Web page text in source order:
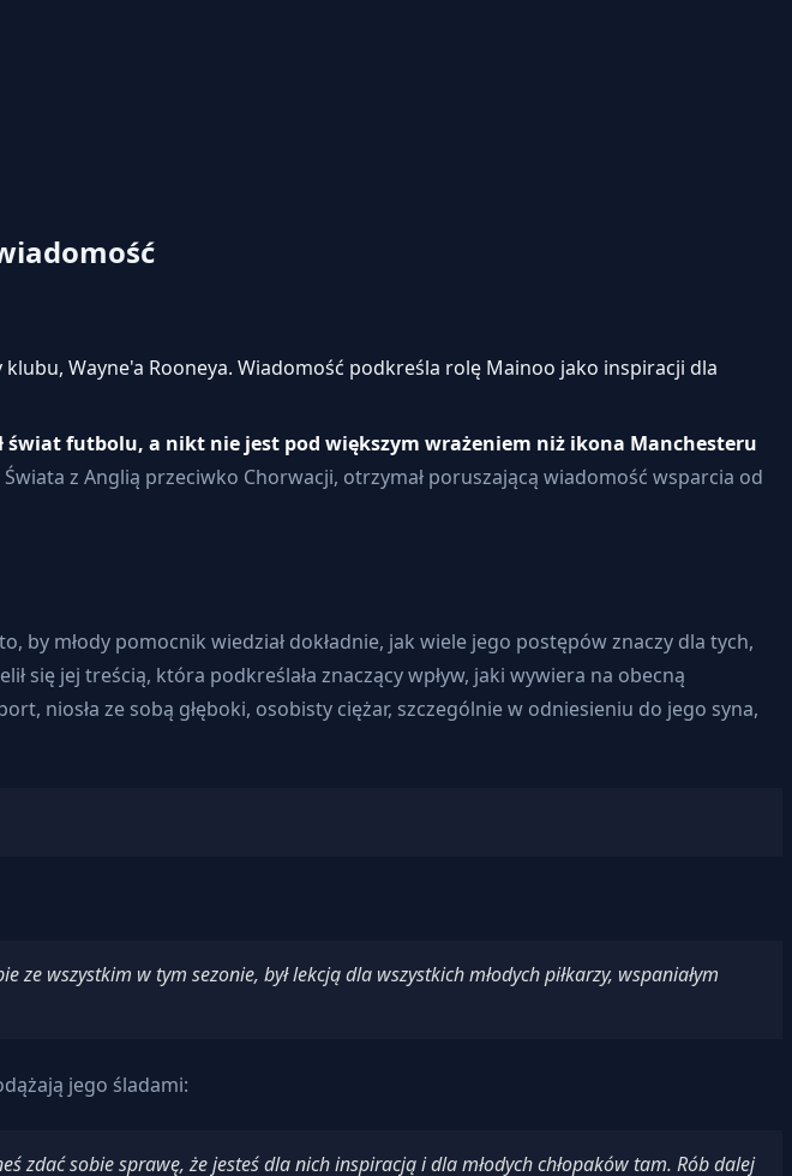
Wayne'a Rooneya. Wiadomość podkreśla rolę Mainoo jako inspiracji dla
futbolu, a nikt nie jest pod większym wrażeniem niż ikona Manchesteru
z Anglią przeciwko Chorwacji, otrzymał poruszającą wiadomość wsparcia od
by młody pomocnik wiedział dokładnie, jak wiele jego postępów znaczy dla tych,
jej treścią, która podkreślała znaczący wpływ, jaki wywiera na obecną
niosła ze sobą głęboki, osobisty ciężar, szczególnie w odniesieniu do jego syna,
wszystkim w tym sezonie, był lekcją dla wszystkich młodych piłkarzy, wspaniałym
jego śladami:
zdać sobie sprawę, że jesteś dla nich inspiracją i dla młodych chłopaków tam. Rób dalej